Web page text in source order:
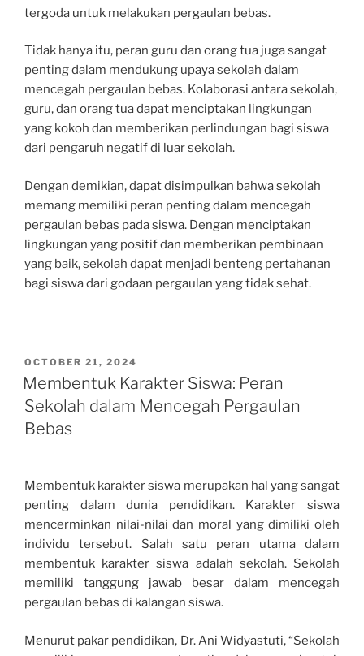
tergoda untuk melakukan pergaulan bebas.
Tidak hanya itu, peran guru dan orang tua juga sangat
penting dalam mendukung upaya sekolah dalam
mencegah pergaulan bebas. Kolaborasi antara sekolah,
guru, dan orang tua dapat menciptakan lingkungan
yang kokoh dan memberikan perlindungan bagi siswa
dari pengaruh negatif di luar sekolah.
Dengan demikian, dapat disimpulkan bahwa sekolah
memang memiliki peran penting dalam mencegah
pergaulan bebas pada siswa. Dengan menciptakan
lingkungan yang positif dan memberikan pembinaan
yang baik, sekolah dapat menjadi benteng pertahanan
bagi siswa dari godaan pergaulan yang tidak sehat.
POSTED
ON
OCTOBER 21, 2024
Membentuk Karakter Siswa: Peran
Sekolah dalam Mencegah Pergaulan
Bebas
Membentuk karakter siswa merupakan hal yang sangat
penting dalam dunia pendidikan. Karakter siswa
mencerminkan nilai-nilai dan moral yang dimiliki oleh
individu tersebut. Salah satu peran utama dalam
membentuk karakter siswa adalah sekolah. Sekolah
memiliki tanggung jawab besar dalam mencegah
pergaulan bebas di kalangan siswa.
Menurut pakar pendidikan, Dr. Ani Widyastuti, “Sekolah